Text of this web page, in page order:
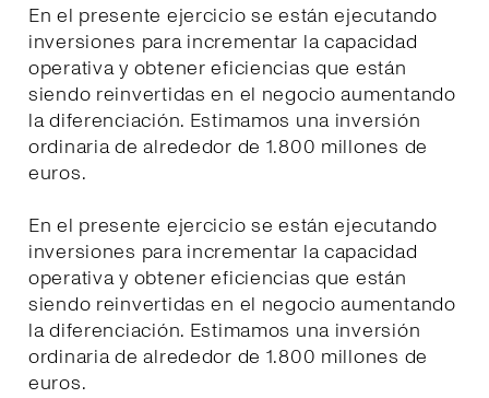
En el presente ejercicio se están ejecutando
inversiones para incrementar la capacidad
operativa y obtener eficiencias que están
siendo reinvertidas en el negocio aumentando
la diferenciación. Estimamos una inversión
ordinaria de alrededor de 1.800 millones de
euros.
En el presente ejercicio se están ejecutando
inversiones para incrementar la capacidad
operativa y obtener eficiencias que están
siendo reinvertidas en el negocio aumentando
la diferenciación. Estimamos una inversión
ordinaria de alrededor de 1.800 millones de
euros.